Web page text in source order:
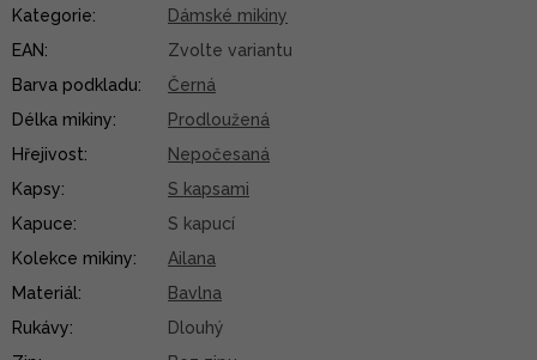
Kategorie:
Dámské mikiny
EAN:
Zvolte variantu
Barva podkladu:
Černá
Délka mikiny:
Prodloužená
Hřejivost:
Nepočesaná
Kapsy:
S kapsami
Kapuce:
S kapucí
Kolekce mikiny:
Ailana
Materiál:
Bavlna
Rukávy:
Dlouhý